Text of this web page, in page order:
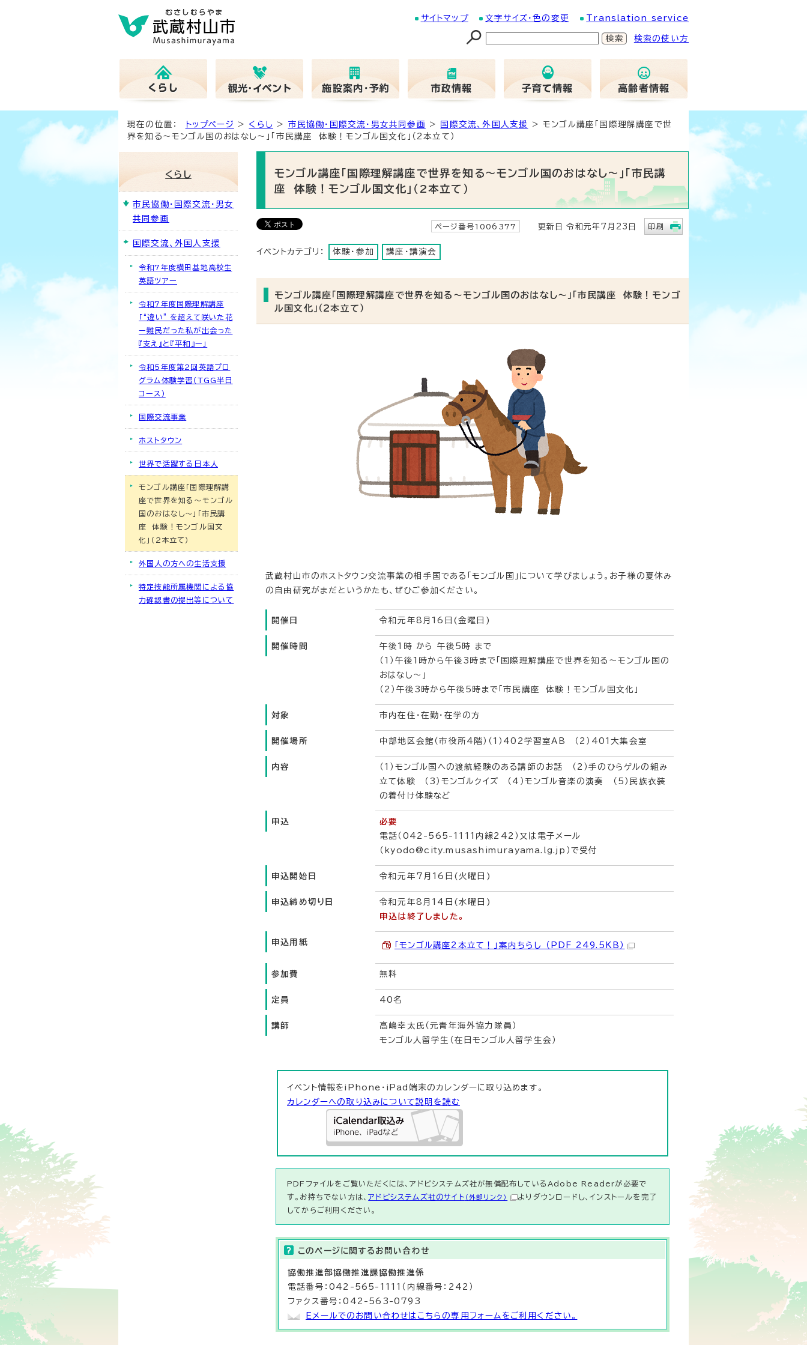
サイトマップ 文字サイズ・色の変更 Translation service
検索の使い方
現在の位置： トップページ > くらし > 市民協働・国際交流・男女共同参画 > 国際交流、外国人支援
> モンゴル講座「国際理解講座で世
界を知る～モンゴル国のおはなし～」「市民講座 体験！モンゴル国文化」（2本立て）
モンゴル講座「国際理解講座で世界を知る～モンゴル国のおはなし～」「市民講
座 体験！モンゴル国文化」（2本立て）
ページ番号1006377 更新日 令和元年7月23日 印刷
イベントカテゴリ： 体験・参加 講座・講演会
モンゴル講座「国際理解講座で世界を知る～モンゴル国のおはなし～」「市民講座 体験！モンゴ
ル国文化」（2本立て）
武蔵村山市のホストタウン交流事業の相手国である「モンゴル国」について学びましょう。お子様の夏休み
の自由研究がまだというかたも、ぜひご参加ください。
開催日 令和元年8月16日(金曜日)
開催時間
午後1時 から 午後5時 まで
（1）午後1時から午後3時まで「国際理解講座で世界を知る～モンゴル国の
おはなし～」
（2）午後3時から午後5時まで「市民講座 体験！モンゴル国文化」
対象 市内在住・在勤・在学の方
開催場所 中部地区会館（市役所4階）（1）402学習室AB （2）401大集会室
内容
（1）モンゴル国への渡航経験のある講師のお話 （2）手のひらゲルの組み
立て体験 （3）モンゴルクイズ （4）モンゴル音楽の演奏 （5）民族衣装
の着付け体験など
申込
必要
電話（042-565-1111内線242）又は電子メール
（kyodo@city.musashimurayama.lg.jp）で受付
申込開始日 令和元年7月16日(火曜日)
申込締め切り日
令和元年8月14日(水曜日)
申込は終了しました。
申込用紙 「モンゴル講座2本立て！」案内ちらし （PDF 249.5KB）
参加費 無料
定員 40名
講師
高嶋幸太氏（元青年海外協力隊員）
モンゴル人留学生（在日モンゴル人留学生会）
イベント情報をiPhone・iPad端末のカレンダーに取り込めます。
カレンダーへの取り込みについて説明を読む
PDFファイルをご覧いただくには、アドビシステムズ社が無償配布しているAdobe Readerが必要で
す。お持ちでない方は、アドビシステムズ社のサイト （外部リンク）
よりダウンロードし、インストールを完了
してからご利用ください。
このページに関する お問い合わせ
協働推進部協働推進課協働推進係
電話番号：042-565-1111（内線番号：242）
ファクス番号：042-563-0793
Eメールでのお問い合わせはこちらの専用フォームをご利用ください。
くらし
市民協働・国際交流・男女
共同参画
国際交流、外国人支援
令和7年度横田基地高校生
英語ツアー
令和7年度国際理解講座
「“違い” を超えて咲いた花
ー難民だった私が出会った
『支え』と『平和』ー」
令和5年度第2回英語プロ
グラム体験学習（TGG半日
コース）
国際交流事業
ホストタウン
世界で活躍する日本人
モンゴル講座「国際理解講
座で世界を知る～モンゴル
国のおはなし～」「市民講
座 体験！モンゴル国文
化」（2本立て）
外国人の方への生活支援
特定技能所属機関による協
力確認書の提出等について